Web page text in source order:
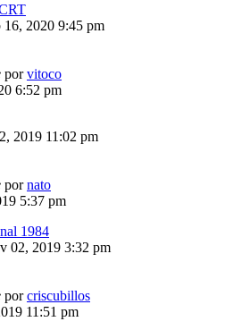
16, 2020 9:45 pm
porvitoco
6:52 pm
2019 11:02 pm
pornato
5:37 pm
1984
02, 2019 3:32 pm
porcriscubillos
11:51 pm